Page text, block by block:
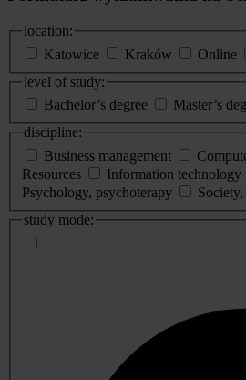
location:
Katowice
Kraków Online
level of study:
Bachelor’s degree
Master’s
discipline:
Business management
Resources
Information technology
Psychology, psychoterapy
study mode: